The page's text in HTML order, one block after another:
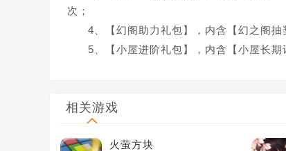
次；
4、【幻阁助力礼包】，内含【幻之阁
5、【小屋进阶礼包】，内含【小屋长
相关游戏
火萤方块